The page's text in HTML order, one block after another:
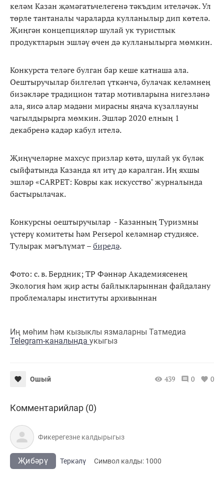
келәм Казан җәмәгатьчелегенә тәкъдим ителәчәк. Ул
төрле тантаналы чараларда кулланылыр дип көтелә.
Җиңгән концепцияләр шулай ук туристлык
продуктларын эшләү өчен дә кулланылырга мөмкин.
Конкурста теләге булган бар кеше катнаша ала.
Оештыручылар билгеләп үткәнчә, булачак келәмнең
бизәкләре традицион татар мотивларына нигезләнә
ала, яисә алар мәдәни мирасны яңача күзаллауны
чагылдырырга мөмкин. Эшләр 2020 елның 1
декабренә кадәр кабул ителә.
Җиңүчеләрне махсус призлар көтә, шулай ук бүләк
сыйфатында Казанда ял итү дә каралган. Иң яхшы
эшләр «CARPET: Ковры как искусство" журналында
бастырылачак.
Конкурсны оештыручылар - Казанның Туризмны
үстерү комитеты һәм Persepol келәмнәр студиясе.
Тулырак мәгълүмат –биредә.
Фото: с. в. Бердник; ТР Фәннәр Академиясенең
Экология һәм җир асты байлыкларыннан файдалану
проблемалары институты архивыннан
Иң мөһим һәм кызыклы язмаларны Татмедиа
Telegram-каналында укыгыз
Ошый 439 0 0
Комментарийлар (0)
Җибәрү Теркәлү Cимвол калды: 1000